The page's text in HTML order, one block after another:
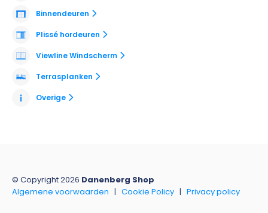
Binnendeuren
Plissé hordeuren
Viewline Windscherm
Terrasplanken
Overige
© Copyright 2026 Danenberg Shop
Algemene voorwaarden | Cookie Policy | Privacy policy